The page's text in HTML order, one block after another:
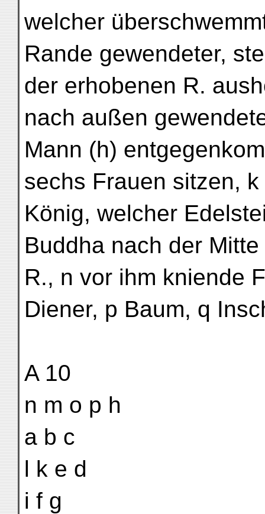
welcher
Rande gewendeter,
der erhobenen R.
nach außen
Mann (h)
sechs Frauen sitzen,
König, welcher
Buddha nach der
R., n vor ihm kniende
Diener, p Baum, q
A 10
n m o p h
a b c
l k e d
i f g